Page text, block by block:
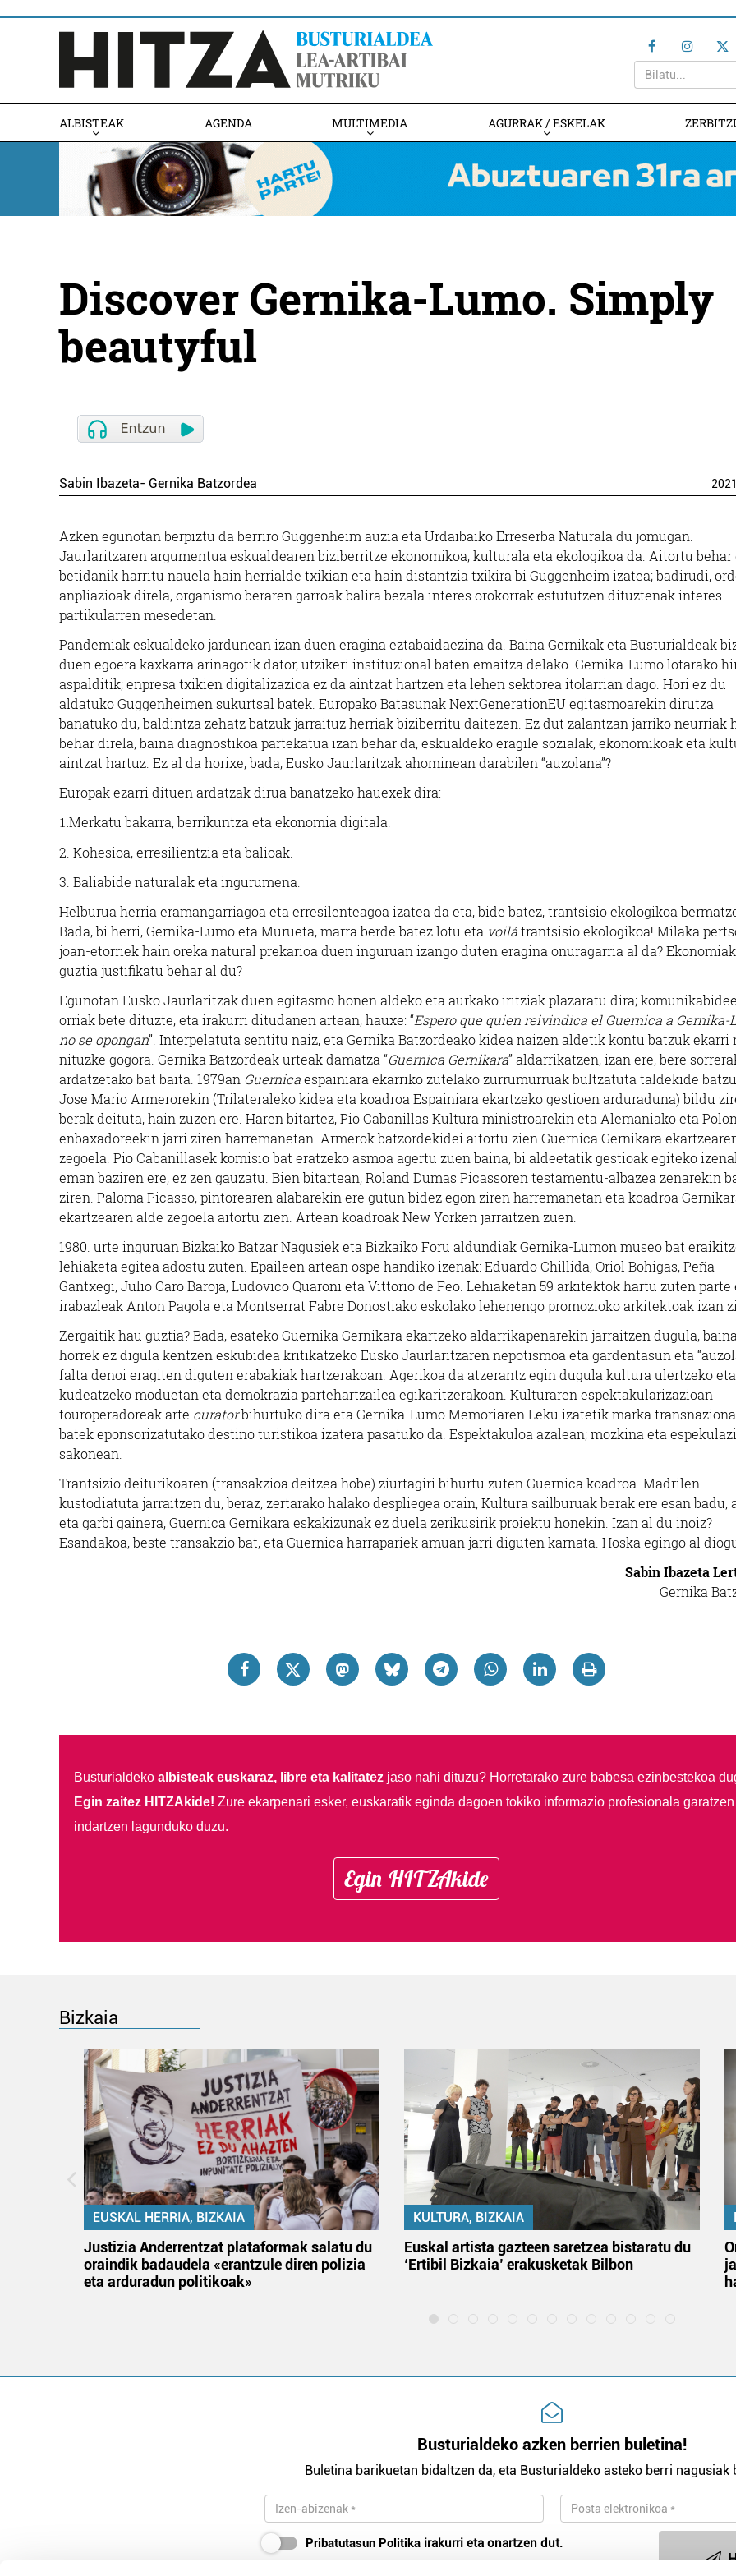
ALBISTEAK AGENDA MULTIMEDIA AGURRAK / ESKELAK
Discover Gernika-Lumo. Simply
beautyful
Sabin Ibazeta- Gernika Batzordea 2021
Azken egunotan berpiztu da berriro Guggenheim auzia eta Urdaibaiko Erreserba Naturala du jomugan.
Jaurlaritzaren argumentua eskualdearen biziberritze ekonomikoa, kulturala eta ekologikoa da. Aitortu behar
betidanik harritu nauela hain herrialde txikian eta hain distantzia txikira bi Guggenheim izatea; badirudi,
anpliazioak direla, organismo beraren garroak balira bezala interes orokorrak estututzen dituztenak interes
partikularren mesedetan.
Pandemiak eskualdeko jardunean izan duen eragina eztabaidaezina da. Baina Gernikak eta Busturialdeak
duen egoera kaxkarra arinagotik dator, utzikeri instituzional baten emaitza delako. Gernika-Lumo lotarako
aspalditik; enpresa txikien digitalizazioa ez da aintzat hartzen eta lehen sektorea itolarrian dago. Hori ez du
aldatuko Guggenheimen sukurtsal batek. Europako Batasunak NextGenerationEU egitasmoarekin dirutza
banatuko du, baldintza zehatz batzuk jarraituz herriak biziberritu daitezen. Ez dut zalantzan jarriko neurriak
behar direla, baina diagnostikoa partekatua izan behar da, eskualdeko eragile sozialak, ekonomikoak eta
aintzat hartuz. Ez al da horixe, bada, Eusko Jaurlaritzak ahominean darabilen “auzolana”?
Europak ezarri dituen ardatzak dirua banatzeko hauexek dira:
1.Merkatu bakarra, berrikuntza eta ekonomia digitala.
2. Kohesioa, erresilientzia eta balioak.
3. Baliabide naturalak eta ingurumena.
Helburua herria eramangarriagoa eta erresilenteagoa izatea da eta, bide batez, trantsisio ekologikoa
Bada, bi herri, Gernika-Lumo eta Murueta, marra berde batez lotu eta voilátrantsisio ekologikoa! Milaka
joan-etorriek hain oreka natural prekarioa duen inguruan izango duten eragina onuragarria al da? Ekonomiak
guztia justifikatu behar al du?
Egunotan Eusko Jaurlaritzak duen egitasmo honen aldeko eta aurkako iritziak plazaratu dira;
orriak bete dituzte, eta irakurri ditudanen artean, hauxe: “Espero que quien reivindica el Guernica a Gernika-
no se opongan”. Interpelatuta sentitu naiz, eta Gernika Batzordeako kidea naizen aldetik kontu batzuk ekarri
nituzke gogora. Gernika Batzordeak urteak damatza “Guernica Gernikara” aldarrikatzen, izan ere, bere
ardatzetako bat baita. 1979an Guernicaespainiara ekarriko zutelako zurrumurruak bultzatuta taldekide
Jose Mario Armerorekin (Trilateraleko kidea eta koadroa Espainiara ekartzeko gestioen arduraduna) bildu
berak deituta, hain zuzen ere. Haren bitartez, Pio Cabanillas Kultura ministroarekin eta Alemaniako eta
enbaxadoreekin jarri ziren harremanetan. Armerok batzordekidei aitortu zien Guernica Gernikara
zegoela. Pio Cabanillasek komisio bat eratzeko asmoa agertu zuen baina, bi aldeetatik gestioak egiteko
eman baziren ere, ez zen gauzatu. Bien bitartean, Roland Dumas Picassoren testamentu-albazea zenarekin
ziren. Paloma Picasso, pintorearen alabarekin ere gutun bidez egon ziren harremanetan eta koadroa
ekartzearen alde zegoela aitortu zien. Artean koadroak New Yorken jarraitzen zuen.
1980. urte inguruan Bizkaiko Batzar Nagusiek eta Bizkaiko Foru aldundiak Gernika-Lumon museo bat
lehiaketa egitea adostu zuten. Epaileen artean ospe handiko izenak: Eduardo Chillida, Oriol Bohigas, Peña
Gantxegi, Julio Caro Baroja, Ludovico Quaroni eta Vittorio de Feo. Lehiaketan 59 arkitektok hartu zuten parte
irabazleak Anton Pagola eta Montserrat Fabre Donostiako eskolako lehenengo promozioko arkitektoak izan
Zergaitik hau guztia? Bada, esateko Guernika Gernikara ekartzeko aldarrikapenarekin jarraitzen dugula, baina
horrek ez digula kentzen eskubidea kritikatzeko Eusko Jaurlaritzaren nepotismoa eta gardentasun eta
falta denoi eragiten diguten erabakiak hartzerakoan. Agerikoa da atzerantz egin dugula kultura ulertzeko eta
kudeatzeko moduetan eta demokrazia partehartzailea egikaritzerakoan. Kulturaren espektakularizazioan
touroperadoreak arte curatorbihurtuko dira eta Gernika-Lumo Memoriaren Leku izatetik marka
batek eponsorizatutako destino turistikoa izatera pasatuko da. Espektakuloa azalean; mozkina eta
sakonean.
Trantsizio deiturikoaren (transakzioa deitzea hobe) ziurtagiri bihurtu zuten Guernica koadroa. Madrilen
kustodiatuta jarraitzen du, beraz, zertarako halako despliegea orain, Kultura sailburuak berak ere esan badu,
eta garbi gainera, Guernica Gernikara eskakizunak ez duela zerikusirik proiektu honekin. Izan al du inoiz?
Esandakoa, beste transakzio bat, eta Guernica harrapariek amuan jarri diguten karnata. Hoska egingo al
Sabin Ibazeta
Gernika
Busturialdeko albisteak euskaraz, libre eta kalitatezjaso nahi dituzu? Horretarako zure babesa ezinbestekoa
Egin zaitez HITZAkide! Zure ekarpenari esker, euskaratik eginda dagoen tokiko informazio profesionala garatzen
indartzen lagunduko duzu.
Egin HITZAkide
Bizkaia
EUSKAL HERRIA, BIZKAIA
Justizia Anderrentzat plataformak salatu du
oraindik badaudela «erantzule diren polizia
eta arduradun politikoak»
KULTURA, BIZKAIA
Euskal artista gazteen saretzea bistaratu du
‘Ertibil Bizkaia’ erakusketak Bilbon
Busturialdeko azken berrien buletina!
Buletina barikuetan bidaltzen da, eta Busturialdeko asteko berri nagusiak
Pribatutasun Politika irakurri eta onartzen dut.